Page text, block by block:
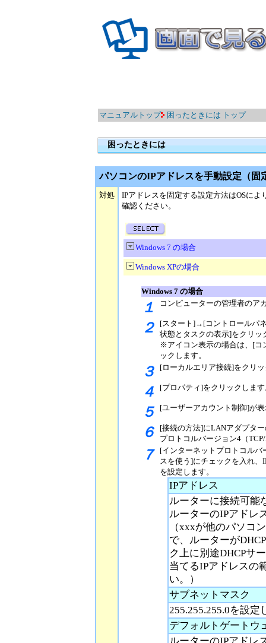
マニュアルトップ 困ったときには トップ
困ったときには
パソコンのIPアドレスを手動設定（固
対処
IPアドレスを固定する設定方法はOSに
確認ください。
Windows 7 の場合
Windows XPの場合
Windows 7 の場合
１ コンピューターの管理者のア
２
[スタート]→[コントロールパ
状態とタスクの表示]をクリッ
※アイコン表示の場合は、[コ
ックします。
３ [ローカルエリア接続]をクリ
４ [プロパティ]をクリックします
５ [ユーザーアカウント制御]が
６
[接続の方法]にLANアダプタ
プロトコルバージョン4（
７ [インターネットプロトコルバ
スを使う]にチェックを入れ
を設定します。
IPアドレス
ルーターに接続可能
ルーターのIPアドレ
（xxxが他のパソコ
で、ルーターが
ク上に別途DHCPサ
当てるIPアドレスの
い。）
サブネットマスク
255.255.255.0を設定
デフォルトゲートウ